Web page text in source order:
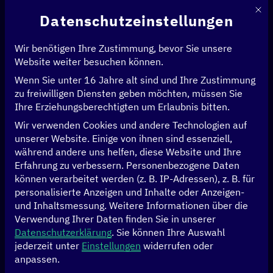
Startseite > News & Artikel >
Aufbau eines elektronischen Impfregisters in Malawi durch digitale
Innovationen
GESUNDHEIT
Aufbau eines
elektronischen
Impfregisters in
Mit
Datenschutzeinstellungen
Wir benötigen Ihre Zustimmung, bevor Sie unsere
Website weiter besuchen können.
Wenn Sie unter 16 Jahre alt sind und Ihre Zustimmung
zu freiwilligen Diensten geben möchten, müssen Sie
Ihre Erziehungsberechtigten um Erlaubnis bitten.
Wir verwenden Cookies und andere Technologien auf
unserer Website. Einige von ihnen sind essenziell,
während andere uns helfen, diese Website und Ihre
Erfahrung zu verbessern. Personenbezogene Daten
können verarbeitet werden (z. B. IP-Adressen), z. B. für
personalisierte Anzeigen und Inhalte oder Anzeigen-
und Inhaltsmessung. Weitere Informationen über die
Verwendung Ihrer Daten finden Sie in unserer
Datenschutzerklärung. Sie können Ihre Auswahl
jederzeit unter Einstellungen widerrufen oder
anpassen.